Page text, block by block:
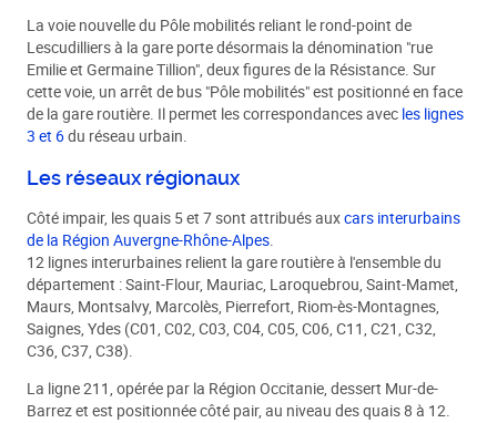
La voie nouvelle du Pôle mobilités reliant le rond-point de
Lescudilliers à la gare porte désormais la dénomination "rue
Emilie et Germaine Tillion", deux figures de la Résistance. Sur
cette voie, un arrêt de bus "Pôle mobilités" est positionné en face
de la gare routière. Il permet les correspondances avec les lignes
3 et 6du réseau urbain.
Les réseaux régionaux
Côté impair, les quais 5 et 7 sont attribués auxcars interurbains
de la Région Auvergne-Rhône-Alpes.
12 lignes interurbaines relient la gare routière à l'ensemble du
département : Saint-Flour, Mauriac, Laroquebrou, Saint-Mamet,
Maurs, Montsalvy, Marcolès, Pierrefort, Riom-ès-Montagnes,
Saignes, Ydes (C01, C02, C03, C04, C05, C06, C11, C21, C32,
C36, C37, C38).
La ligne 211, opérée par la Région Occitanie, dessert Mur-de-
Barrez et est positionnée côté pair, au niveau des quais 8 à 12.